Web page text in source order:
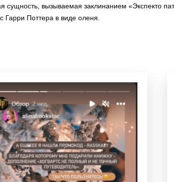
вызываемая заклинанием «Экспекто
Гарри Поттера в виде оленя.